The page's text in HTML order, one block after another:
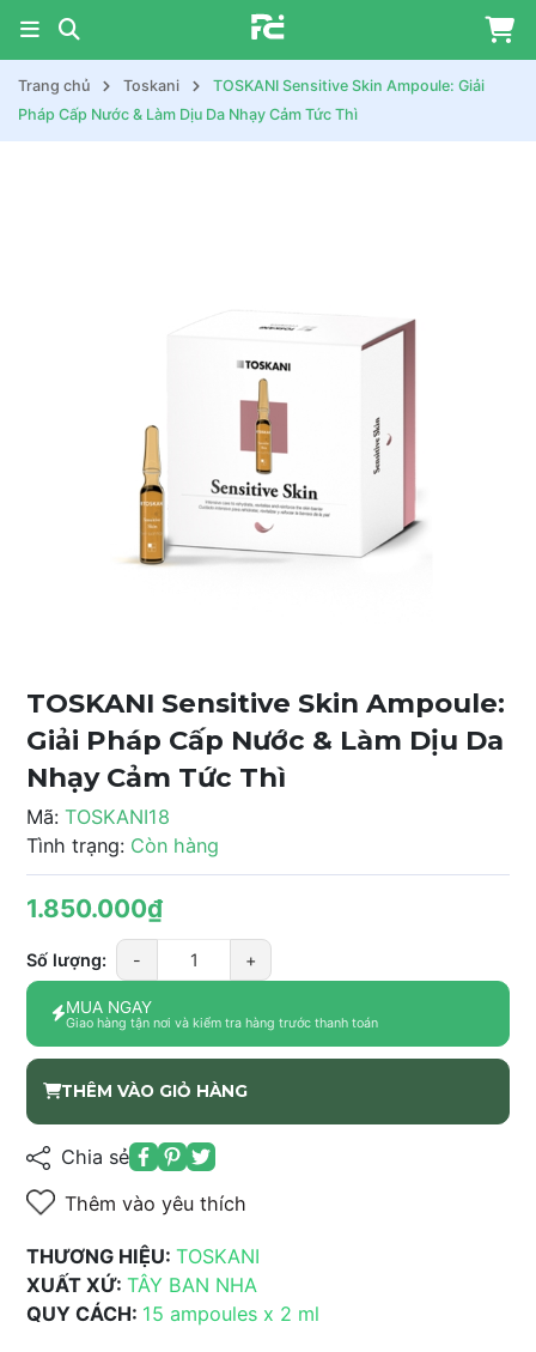
Trang chủ Toskani
TOSKANI Sensitive Skin Ampoule: Giải
Pháp Cấp Nước & Làm Dịu Da Nhạy Cảm Tức Thì
TOSKANI Sensitive Skin Ampoule:
Giải Pháp Cấp Nước & Làm Dịu Da
Nhạy Cảm Tức Thì
Mã: TOSKANI18
Tình trạng: Còn hàng
1.850.000₫
Số lượng: - +
MUA NGAY
Giao hàng tận nơi và kiểm tra hàng trước thanh toán
THÊM VÀO GIỎ HÀNG
Chia sẻ
Thêm vào yêu thích
THƯƠNG HIỆU: TOSKANI
XUẤT XỨ: TÂY BAN NHA
QUY CÁCH: 15 ampoules x 2 ml